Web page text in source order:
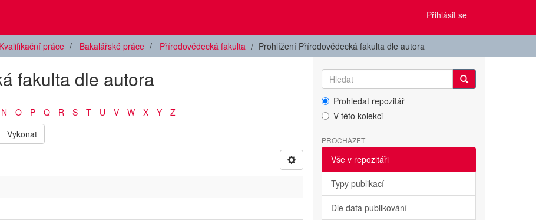
Přihlásit se
Kvalifikační práce Bakalářské práce Přírodovědecká fakulta Prohlížení Přírodovědecká fakulta dle autora
fakulta dle autora
N O P Q R S T U V W X Y
Z
Vykonat
Prohledat repozitář
V této kolekci
PROCHÁZET
Vše v repozitáři
Typy publikací
Dle data publikování